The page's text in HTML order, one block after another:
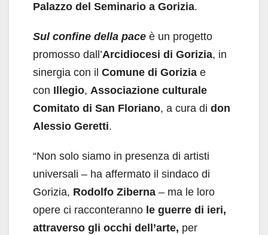
Palazzo del Seminario a Gorizia.
Sul confine della pace è un progetto
promosso dall’Arcidiocesi di Gorizia, in
sinergia con il Comune di Gorizia e
con Illegio, Associazione culturale
Comitato di San Floriano, a cura di don
Alessio Geretti.
“Non solo siamo in presenza di artisti
universali – ha affermato il sindaco di
Gorizia, Rodolfo Ziberna – ma le loro
opere ci racconteranno le guerre di ieri,
attraverso gli occhi dell’arte, per